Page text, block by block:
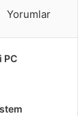
Yorumlar
PC